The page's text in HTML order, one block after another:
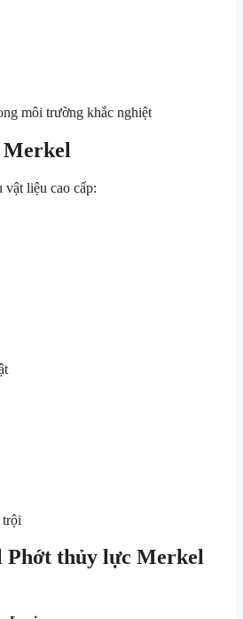
môi trường khắc nghiệt
liệu cao cấp:
Phớt thủy lực Merkel